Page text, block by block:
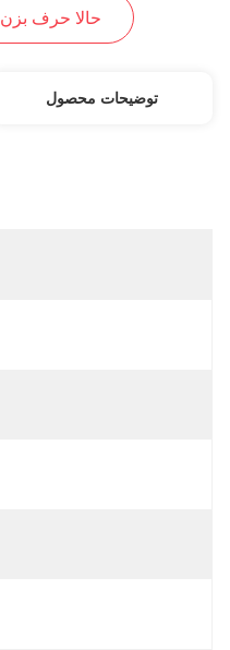
حالا حرف بزن
توضیحات محصول